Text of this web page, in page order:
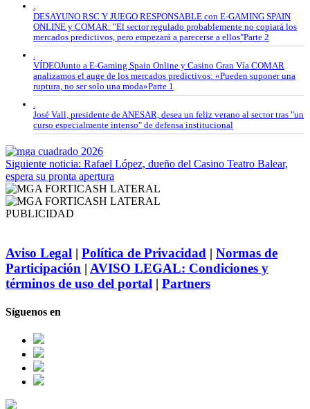
.
DESAYUNO RSC Y JUEGO RESPONSABLE con E-GAMING SPAIN
ONLINE y COMAR: "El sector regulado probablemente no copiará los
mercados predictivos, pero empezará a parecerse a ellos"Parte 2
.
VÍDEOJunto a E-Gaming Spain Online y Casino Gran Vía COMAR
analizamos el auge de los mercados predictivos: «Pueden suponer una
ruptura, no ser solo una moda»Parte 1
.
José Vall, presidente de ANESAR, desea un feliz verano al sector tras "un
curso especialmente intenso" de defensa institucional
Siguiente noticia: Rafael López, dueño del Casino Teatro Balear,
espera su pronta apertura
PUBLICIDAD
Aviso Legal | Política de Privacidad | Normas de
Participación | AVISO LEGAL: Condiciones y
términos de uso del portal | Partners
Síguenos en